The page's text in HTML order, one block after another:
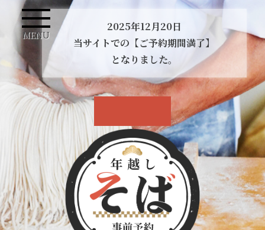
MENU
2025年12月20日
当サイトでの【ご予約期間満了】
となりました。